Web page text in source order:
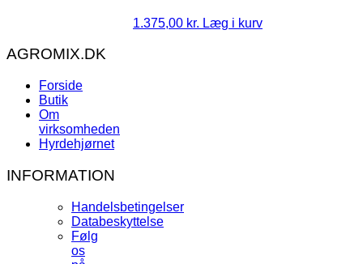
1.375,00 kr. Læg i kurv
AGROMIX.DK
Forside
Butik
Om
virksomheden
Hyrdehjørnet
INFORMATION
Handelsbetingelser
Databeskyttelse
Følg
os